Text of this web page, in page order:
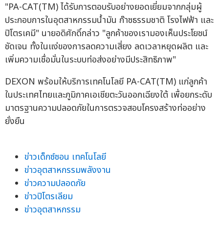
"PA-CAT(TM) ได้รับการตอบรับอย่างยอดเยี่ยมจากกลุ่มผู้
ประกอบการในอุตสาหกรรมน้ำมัน ก๊าซธรรมชาติ โรงไฟฟ้า และ
ปิโตรเคมี" นายอดิศักดิ์กล่าว "ลูกค้าของเรามองเห็นประโยชน์
ชัดเจน ทั้งในแง่ของการลดความเสี่ยง ลดเวลาหยุดผลิต และ
เพิ่มความเชื่อมั่นในระบบท่อส่งอย่างมีประสิทธิภาพ"
DEXON พร้อมให้บริการเทคโนโลยี PA-CAT(TM) แก่ลูกค้า
ในประเทศไทยและภูมิภาคเอเชียตะวันออกเฉียงใต้ เพื่อยกระดับ
มาตรฐานความปลอดภัยในการตรวจสอบโครงสร้างท่ออย่าง
ยั่งยืน
ข่าวเด็กซ์ซอน เทคโนโลยี
ข่าวอุตสาหกรรมพลังงาน
ข่าวความปลอดภัย
ข่าวปิโตรเลียม
ข่าวอุตสาหกรรม